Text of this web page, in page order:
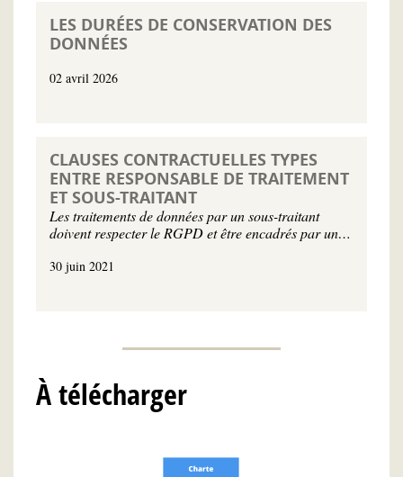
LES DURÉES DE CONSERVATION DES
DONNÉES
02 avril 2026
CLAUSES CONTRACTUELLES TYPES
ENTRE RESPONSABLE DE TRAITEMENT
ET SOUS-TRAITANT
Les traitements de données par un sous-traitant
doivent respecter le RGPD et être encadrés par un…
30 juin 2021
À télécharger